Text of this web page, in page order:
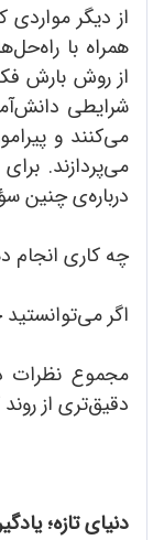
از دیگر
همراه با
از روش بارش
شرایطی
می‌کنند و
می‌پردازند.
درباره‌ی چنین
چه کاری انجام
اگر
مجموع نظرات
دقیق‌تری از
دنیای تازه؛